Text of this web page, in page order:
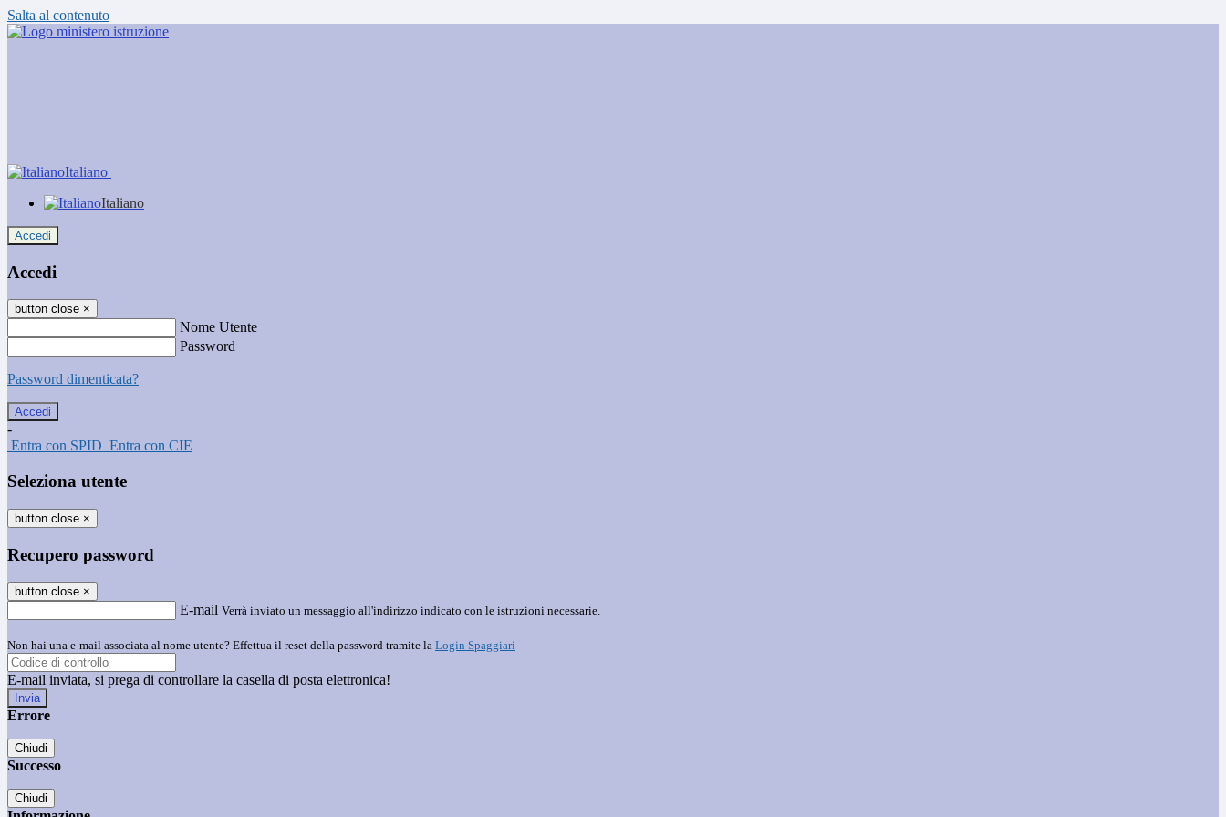
Salta al contenuto
Italiano
Italiano
Accedi
Accedi
button close ×
Nome Utente
Password
Password dimenticata?
-
Entra con SPID Entra con CIE
Seleziona utente
button close ×
Recupero password
button close ×
E-mail Verrà inviato un messaggio all'indirizzo indicato con le istruzioni necessarie.
Non hai una e-mail associata al nome utente? Effettua il reset della password tramite la Login Spaggiari
E-mail inviata, si prega di controllare la casella di posta elettronica!
Errore
Chiudi
Successo
Chiudi